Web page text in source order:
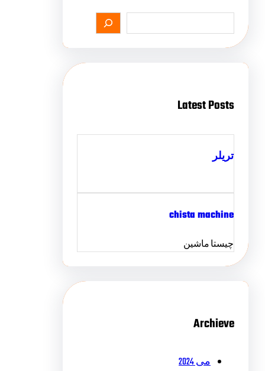
Latest Posts
تریلر
chista machine
چیستا ماشین
Archieve
می 2024